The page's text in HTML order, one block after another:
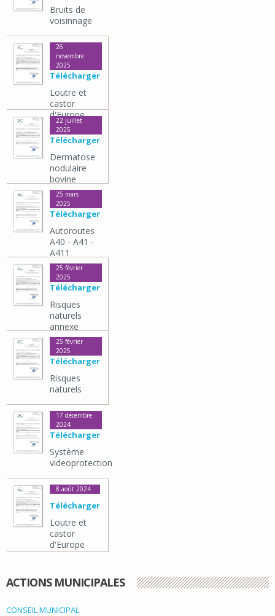
Bruits de
voisinnage
26
novembre
2025
Télécharger
Loutre et
castor
d'Europe
22 juillet
2025
Télécharger
Dermatose
nodulaire
bovine
25 mars
2025
Télécharger
Autoroutes
A40 - A41 -
A411
25 février
2025
Télécharger
Risques
naturels
annexe
25 février
2025
Télécharger
Risques
naturels
17 décembre
2024
Télécharger
Système
videoprotection
8 août 2024
Télécharger
Loutre et
castor
d'Europe
ACTIONS MUNICIPALES
CONSEIL MUNICIPAL